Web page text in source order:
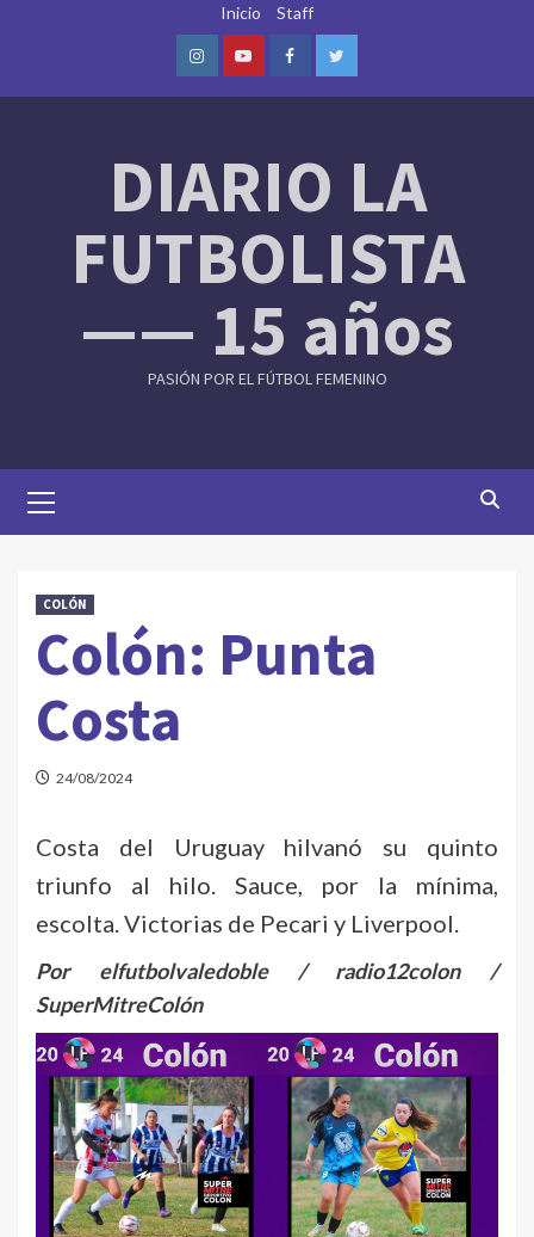
Inicio Staff
InstagramYoutubeFacebookTwitter
DIARIO LA
FUTBOLISTA
—— 15 años
PASIÓN POR EL FÚTBOL FEMENINO
Menu
COLÓN
Colón: Punta
Costa
24/08/2024
Costa del Uruguay hilvanó su quinto
triunfo al hilo. Sauce, por la mínima,
escolta. Victorias de Pecari y Liverpool.
Por elfutbolvaledoble / radio12colon /
SuperMitreColón